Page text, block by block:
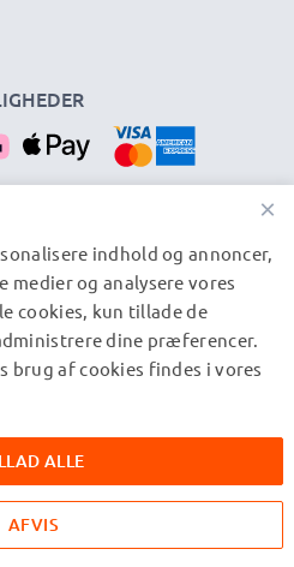
og eksklusive
venligst, at alle viste
udelukkende for at give
×
indhold og annoncer,
og analysere vores
cookies, kun tillade de
dine præferencer.
brug af cookies findes i vores
ALLE
AFVIS